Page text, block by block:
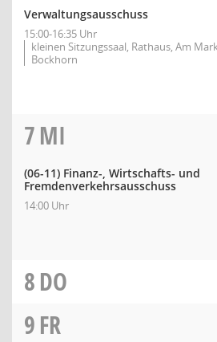
Verwaltungsausschuss
15:00-16:35 Uhr
kleinen Sitzungssaal, Rathaus, Am
Bockhorn
7MI
(06-11) Finanz-, Wirtschafts- und
Fremdenverkehrsausschuss
14:00 Uhr
8DO
9FR